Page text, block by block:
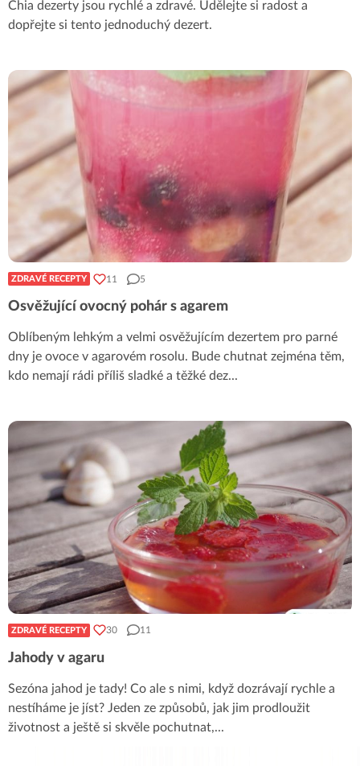
Chia dezerty jsou rychlé a zdravé. Udělejte si radost a
dopřejte si tento jednoduchý dezert.
ZDRAVÉ RECEPTY 11 5
Osvěžující ovocný pohár s agarem
Oblíbeným lehkým a velmi osvěžujícím dezertem pro parné
dny je ovoce v agarovém rosolu. Bude chutnat zejména těm,
kdo nemají rádi příliš sladké a těžké dez...
ZDRAVÉ RECEPTY 30 11
Jahody v agaru
Sezóna jahod je tady! Co ale s nimi, když dozrávají rychle a
nestíháme je jíst? Jeden ze způsobů, jak jim prodloužit
životnost a ještě si skvěle pochutnat,...